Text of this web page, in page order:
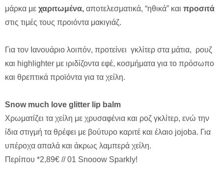
μάρκα με χαριτωμένα, αποτελεσματικά, “ηθικά” και προσιτά
στις τιμές τους προιόντα μακιγιάζ.
Για τον Ιανουάριο λοιπόν, προτείνει γκλίτερ στα μάτια, ρουζ
και highlighter με ιριδίζοντα εφέ, κοσμήματα για το πρόσωπο
και θρεπτικά προϊόντα για τα χείλη.
Snow much love glitter lip balm
Χρωματίζει τα χείλη με χρυσαφένια και ροζ γκλίτερ, ενώ την
ίδια στιγμή τα θρέφει με βούτυρο καριτέ και έλαιο jojoba. Για
υπέροχα απαλά και άκρως λαμπερά χείλη.
Περίπου *2,89€ // 01 Snooow Sparkly!